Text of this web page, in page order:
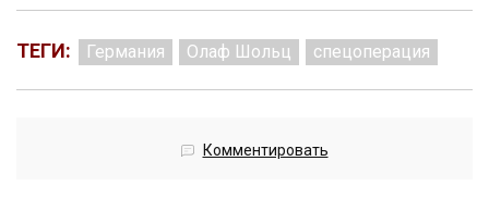
ТЕГИ: Германия Олаф Шольц спецоперация
Комментировать